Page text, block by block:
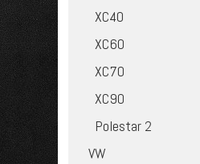
XC40
XC60
XC70
XC90
Polestar 2
VW